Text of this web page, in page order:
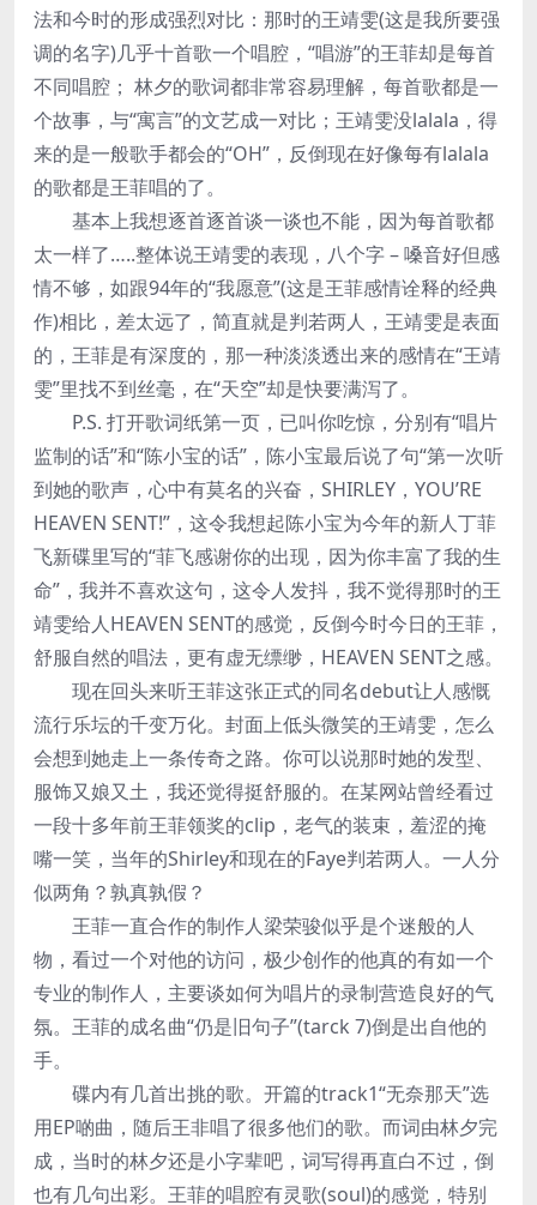
法和今时的形成强烈对比：那时的王靖雯(这是我所要强
调的名字)几乎十首歌一个唱腔，“唱游”的王菲却是每首
不同唱腔； 林夕的歌词都非常容易理解，每首歌都是一
个故事，与“寓言”的文艺成一对比；王靖雯没lalala，得
来的是一般歌手都会的“OH”，反倒现在好像每有lalala
的歌都是王菲唱的了。
基本上我想逐首逐首谈一谈也不能，因为每首歌都
太一样了…..整体说王靖雯的表现，八个字 – 嗓音好但感
情不够，如跟94年的“我愿意”(这是王菲感情诠释的经典
作)相比，差太远了，简直就是判若两人，王靖雯是表面
的，王菲是有深度的，那一种淡淡透出来的感情在“王靖
雯”里找不到丝毫，在“天空”却是快要满泻了。
P.S. 打开歌词纸第一页，已叫你吃惊，分别有“唱片
监制的话”和“陈小宝的话”，陈小宝最后说了句“第一次听
到她的歌声，心中有莫名的兴奋，SHIRLEY，YOU’RE
HEAVEN SENT!”，这令我想起陈小宝为今年的新人丁菲
飞新碟里写的“菲飞感谢你的出现，因为你丰富了我的生
命”，我并不喜欢这句，这令人发抖，我不觉得那时的王
靖雯给人HEAVEN SENT的感觉，反倒今时今日的王菲，
舒服自然的唱法，更有虚无缥缈，HEAVEN SENT之感。
现在回头来听王菲这张正式的同名debut让人感慨
流行乐坛的千变万化。封面上低头微笑的王靖雯，怎么
会想到她走上一条传奇之路。你可以说那时她的发型、
服饰又娘又土，我还觉得挺舒服的。在某网站曾经看过
一段十多年前王菲领奖的clip，老气的装束，羞涩的掩
嘴一笑，当年的Shirley和现在的Faye判若两人。一人分
似两角？孰真孰假？
王菲一直合作的制作人梁荣骏似乎是个迷般的人
物，看过一个对他的访问，极少创作的他真的有如一个
专业的制作人，主要谈如何为唱片的录制营造良好的气
氛。王菲的成名曲“仍是旧句子”(tarck 7)倒是出自他的
手。
碟内有几首出挑的歌。开篇的track1“无奈那天”选
用EP啲曲，随后王非唱了很多他们的歌。而词由林夕完
成，当时的林夕还是小字辈吧，词写得再直白不过，倒
也有几句出彩。王菲的唱腔有灵歌(soul)的感觉，特别